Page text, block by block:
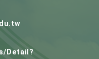
Detail?